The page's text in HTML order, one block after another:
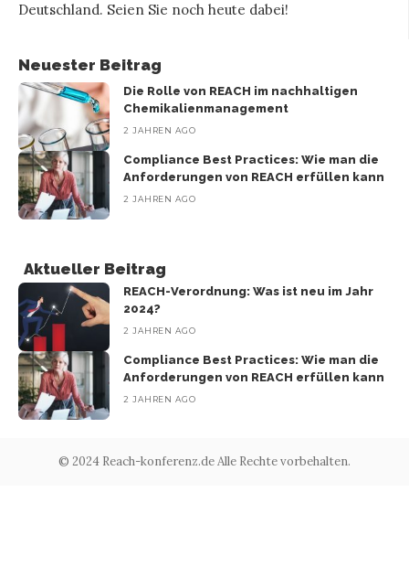
Deutschland. Seien Sie noch heute dabei!
Neuester Beitrag
Die Rolle von REACH im nachhaltigen
Chemikalienmanagement
2 JAHREN AGO
Compliance Best Practices: Wie man die
Anforderungen von REACH erfüllen kann
2 JAHREN AGO
Aktueller Beitrag
REACH-Verordnung: Was ist neu im Jahr
2024?
2 JAHREN AGO
Compliance Best Practices: Wie man die
Anforderungen von REACH erfüllen kann
2 JAHREN AGO
© 2024 Reach-konferenz.de Alle Rechte vorbehalten.